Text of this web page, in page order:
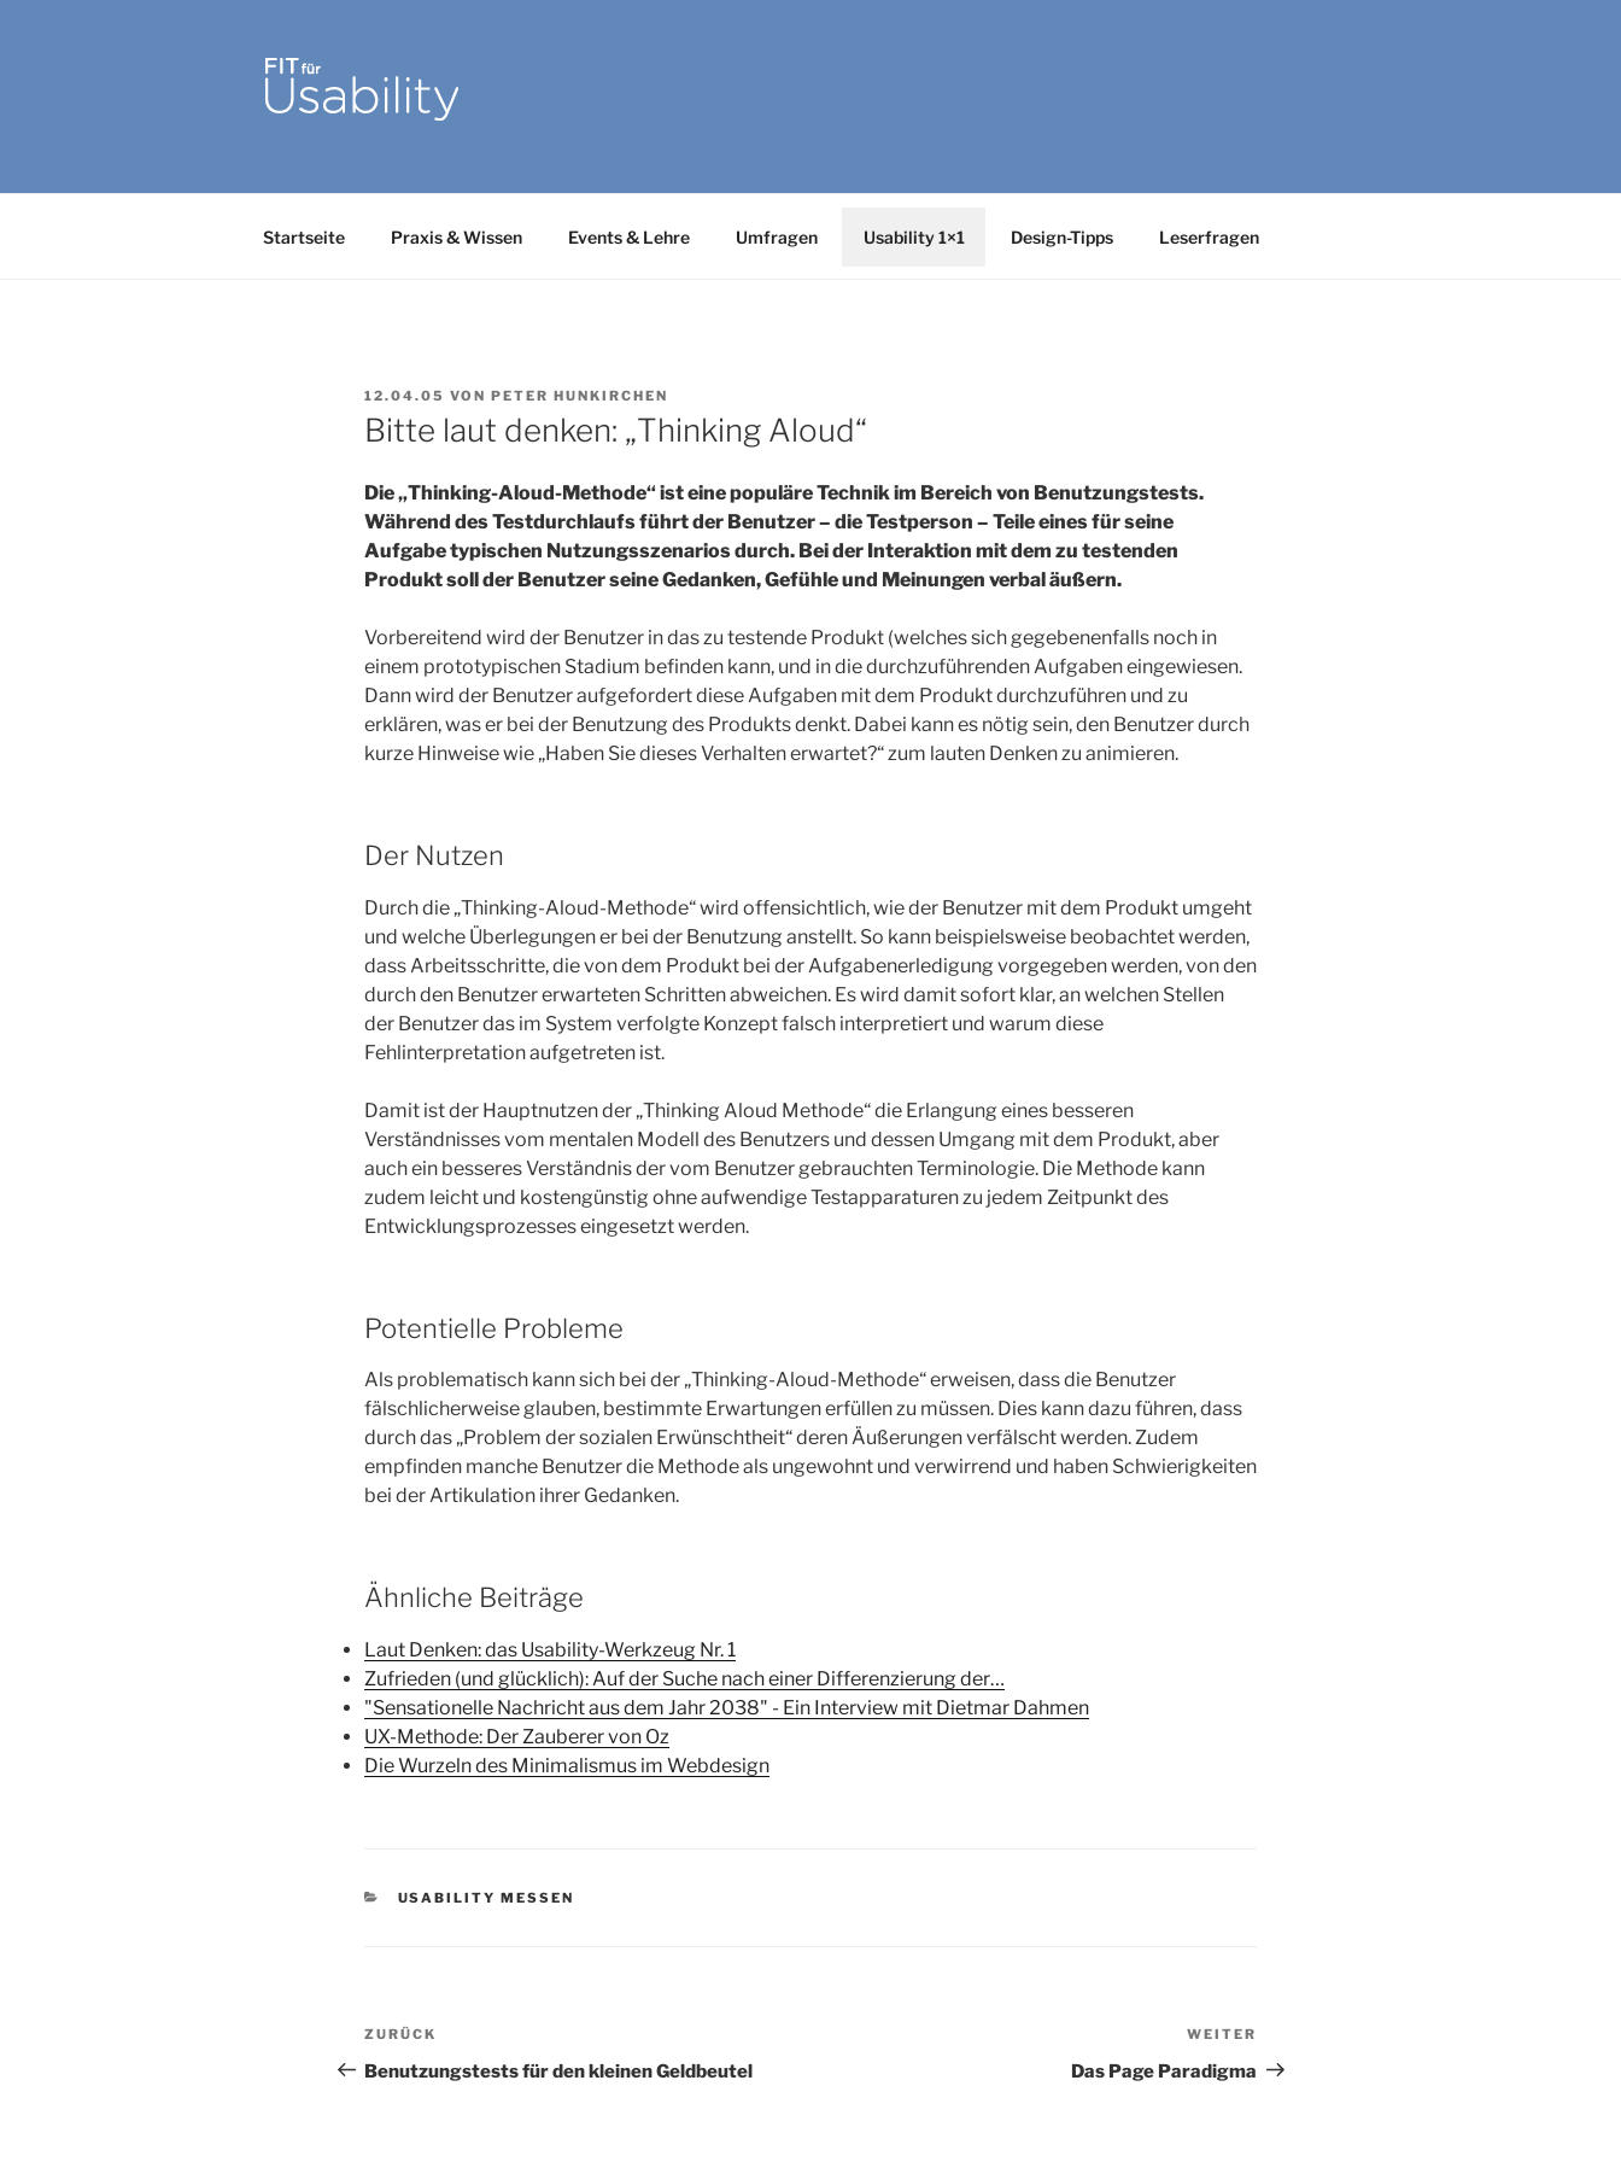
Startseite Praxis & Wissen Events & Lehre Umfragen Usability 1×1 Design-Tipps Leserfragen
VERÖFFENTLICHT
AM
12.04.05 VON PETER HUNKIRCHEN
Bitte laut denken: „Thinking Aloud“
Die „Thinking-Aloud-Methode“ ist eine populäre Technik im Bereich von Benutzungstests.
Während des Testdurchlaufs führt der Benutzer – die Testperson – Teile eines für seine
Aufgabe typischen Nutzungsszenarios durch. Bei der Interaktion mit dem zu testenden
Produkt soll der Benutzer seine Gedanken, Gefühle und Meinungen verbal äußern.
Vorbereitend wird der Benutzer in das zu testende Produkt (welches sich gegebenenfalls noch in
einem prototypischen Stadium befinden kann, und in die durchzuführenden Aufgaben eingewiesen.
Dann wird der Benutzer aufgefordert diese Aufgaben mit dem Produkt durchzuführen und zu
erklären, was er bei der Benutzung des Produkts denkt. Dabei kann es nötig sein, den Benutzer durch
kurze Hinweise wie „Haben Sie dieses Verhalten erwartet?“ zum lauten Denken zu animieren.
Der Nutzen
Durch die „Thinking-Aloud-Methode“ wird offensichtlich, wie der Benutzer mit dem Produkt umgeht
und welche Überlegungen er bei der Benutzung anstellt. So kann beispielsweise beobachtet werden,
dass Arbeitsschritte, die von dem Produkt bei der Aufgabenerledigung vorgegeben werden, von den
durch den Benutzer erwarteten Schritten abweichen. Es wird damit sofort klar, an welchen Stellen
der Benutzer das im System verfolgte Konzept falsch interpretiert und warum diese
Fehlinterpretation aufgetreten ist.
Damit ist der Hauptnutzen der „Thinking Aloud Methode“ die Erlangung eines besseren
Verständnisses vom mentalen Modell des Benutzers und dessen Umgang mit dem Produkt, aber
auch ein besseres Verständnis der vom Benutzer gebrauchten Terminologie. Die Methode kann
zudem leicht und kostengünstig ohne aufwendige Testapparaturen zu jedem Zeitpunkt des
Entwicklungsprozesses eingesetzt werden.
Potentielle Probleme
Als problematisch kann sich bei der „Thinking-Aloud-Methode“ erweisen, dass die Benutzer
fälschlicherweise glauben, bestimmte Erwartungen erfüllen zu müssen. Dies kann dazu führen, dass
durch das „Problem der sozialen Erwünschtheit“ deren Äußerungen verfälscht werden. Zudem
empfinden manche Benutzer die Methode als ungewohnt und verwirrend und haben Schwierigkeiten
bei der Artikulation ihrer Gedanken.
Ähnliche Beiträge
Laut Denken: das Usability-Werkzeug Nr. 1
Zufrieden (und glücklich): Auf der Suche nach einer Differenzierung der…
"Sensationelle Nachricht aus dem Jahr 2038" - Ein Interview mit Dietmar Dahmen
UX-Methode: Der Zauberer von Oz
Die Wurzeln des Minimalismus im Webdesign
KATEGORIEN
USABILITY MESSEN
Beitragsnavigation
Vorheriger
Beitrag
ZURÜCK
Benutzungstests für den kleinen Geldbeutel
Beitrag
WEITER
Das Page Paradigma